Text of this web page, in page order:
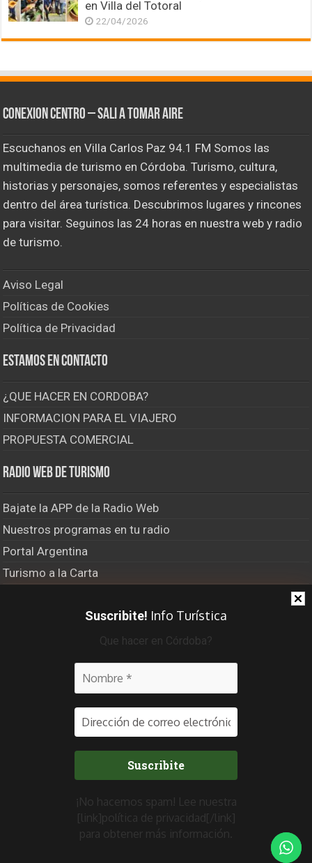
Suscribite! Info Turística
Que hacer en Córdoba?
¡No hacemos spam! Lee nuestra
[link]política de privacidad[/link]
para obtener más información.
en Villa del Totoral
22/04/2026
CONEXION CENTRO – Sali a tomar aire
Escuchanos en Villa Carlos Paz 94.1 FM Somos las
multimedia de turismo en Córdoba. Turismo, cultura,
historias y personajes, somos referentes y especialistas
dentro del área turística. Descubrimos lugares y rincones
para visitar. Seguinos las 24 horas en nuestra web y radio
de turismo.
Aviso Legal
Políticas de Cookies
Política de Privacidad
Estamos en contacto
¿QUE HACER EN CORDOBA?
INFORMACION PARA EL VIAJERO
PROPUESTA COMERCIAL
Radio Web de Turismo
Bajate la APP de la Radio Web
Nuestros programas en tu radio
Portal Argentina
Turismo a la Carta
Viajero Frecuente Radio
Recibí info turística